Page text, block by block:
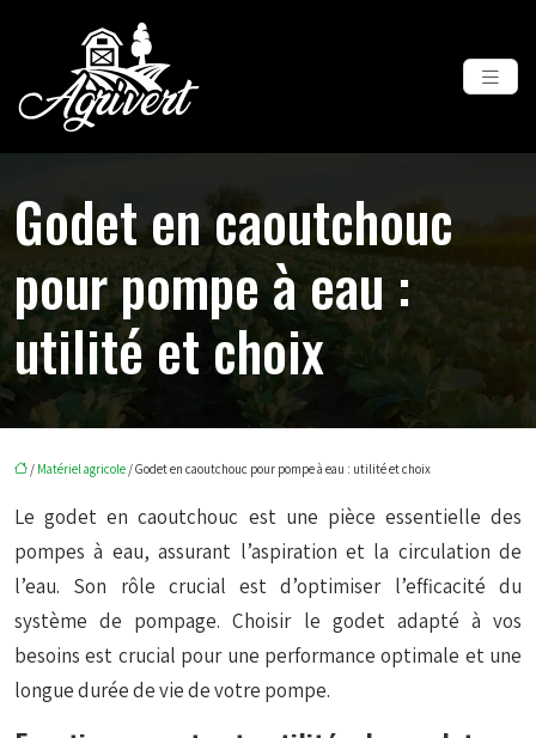
Godet en caoutchouc
pour pompe à eau :
utilité et choix
/ Matériel agricole / Godet en caoutchouc pour pompe à eau : utilité et choix
Le godet en caoutchouc est une pièce essentielle des
pompes à eau, assurant l’aspiration et la circulation de
l’eau. Son rôle crucial est d’optimiser l’efficacité du
système de pompage. Choisir le godet adapté à vos
besoins est crucial pour une performance optimale et une
longue durée de vie de votre pompe.